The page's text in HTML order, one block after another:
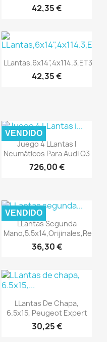
42,35 €
Vista rápida
42,35 €
Vista rápida
Juego 4 LLantas I
Neumáticos Para Audi Q3
726,00 €
VENDIDO
Vista rápida
LLantas Segunda
36,30 €
VENDIDO
Vista rápida
LLantas De Chapa,
6.5x15, Peugeot Expert
30,25 €